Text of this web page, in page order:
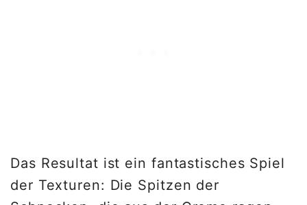
Das Resultat ist ein fantastisches Spiel
der Texturen: Die Spitzen der